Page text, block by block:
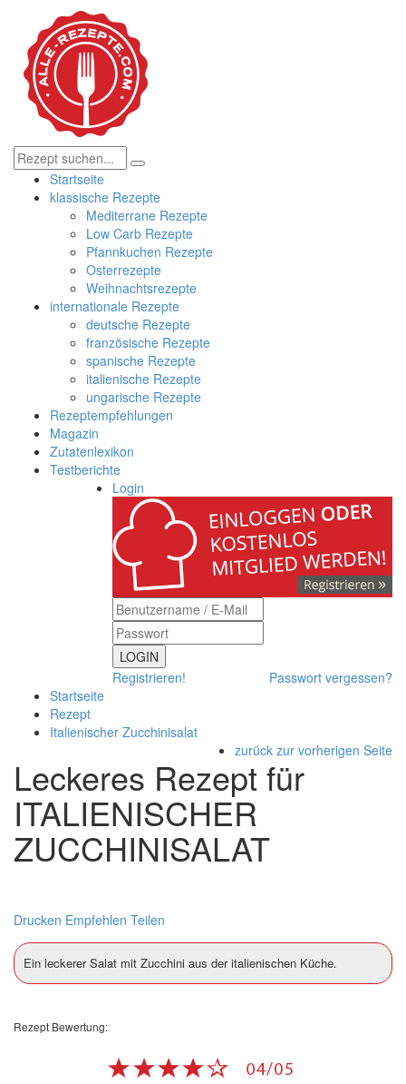
Startseite
klassische Rezepte
Mediterrane Rezepte
Low Carb Rezepte
Pfannkuchen Rezepte
Osterrezepte
Weihnachtsrezepte
internationale Rezepte
deutsche Rezepte
französische Rezepte
spanische Rezepte
italienische Rezepte
ungarische Rezepte
Rezeptempfehlungen
Magazin
Zutatenlexikon
Testberichte
Login
LOGIN
Registrieren!
Passwort vergessen?
Startseite
Rezept
Italienischer Zucchinisalat
zurück zur vorherigen Seite
Leckeres Rezept für
ITALIENISCHER
ZUCCHINISALAT
Drucken Empfehlen Teilen
Ein leckerer Salat mit Zucchini aus der italienischen Küche.
Rezept Bewertung: